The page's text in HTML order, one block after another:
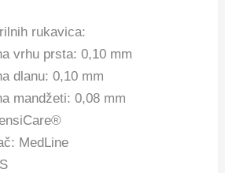
rukavica:
vrhu prsta: 0,10 mm
dlanu: 0,10 mm
mandžeti: 0,08 mm
MedLine